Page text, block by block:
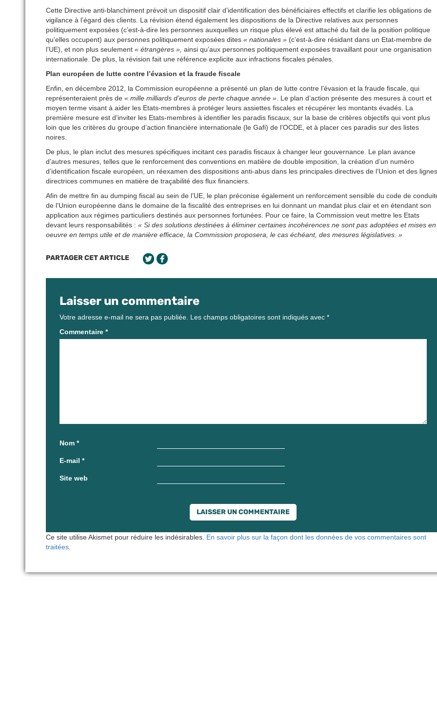
Cette Directive anti-blanchiment prévoit un dispositif clair d’identification des bénéficiaires effectifs et clarifie les obligations de
vigilance à l’égard des clients. La révision étend également les dispositions de la Directive relatives aux personnes
politiquement exposées (c’est-à-dire les personnes auxquelles un risque plus élevé est attaché du fait de la position politique
qu’elles occupent) aux personnes politiquement exposées dites « nationales » (c’est-à-dire résidant dans un Etat-membre de
l’UE), et non plus seulement « étrangères », ainsi qu’aux personnes politiquement exposées travaillant pour une organisation
internationale. De plus, la révision fait une référence explicite aux infractions fiscales pénales.
Plan européen de lutte contre l’évasion et la fraude fiscale
Enfin, en décembre 2012, la Commission européenne a présenté un plan de lutte contre l’évasion et la fraude fiscale, qui
représenteraient près de « mille milliards d’euros de perte chaque année » . Le plan d’action présente des mesures à court et
moyen terme visant à aider les Etats-membres à protéger leurs assiettes fiscales et récupérer les montants évadés. La
première mesure est d’inviter les Etats-membres à identifier les paradis fiscaux, sur la base de critères objectifs qui vont plus
loin que les critères du groupe d’action financière internationale (le Gafi) de l’OCDE, et à placer ces paradis sur des listes
noires.
De plus, le plan inclut des mesures spécifiques incitant ces paradis fiscaux à changer leur gouvernance. Le plan avance
d’autres mesures, telles que le renforcement des conventions en matière de double imposition, la création d’un numéro
d’identification fiscale européen, un réexamen des dispositions anti-abus dans les principales directives de l’Union et des lignes
directrices communes en matière de traçabilité des flux financiers.
Afin de mettre fin au dumping fiscal au sein de l’UE, le plan préconise également un renforcement sensible du code de
de l’Union européenne dans le domaine de la fiscalité des entreprises en lui donnant un mandat plus clair et en étendant son
application aux régimes particuliers destinés aux personnes fortunées. Pour ce faire, la Commission veut mettre les Etats
devant leurs responsabilités : « Si des solutions destinées à éliminer certaines incohérences ne sont pas adoptées et mises en
oeuvre en temps utile et de manière efficace, la Commission proposera, le cas échéant, des mesures législatives. »
PARTAGER CET ARTICLE
Laisser un commentaire
Votre adresse e-mail ne sera pas publiée. Les champs obligatoires sont indiqués avec *
Commentaire *
Nom *
E-mail *
Site web
Ce site utilise Akismet pour réduire les indésirables. En savoir plus sur la façon dont les données de vos commentaires sont
traitées